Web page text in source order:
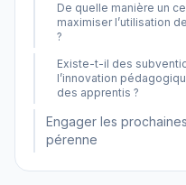
De quelle manière un
maximiser l’utilisation
?
Existe-t-il des
l’innovation
des apprentis ?
Engager les
pérenne